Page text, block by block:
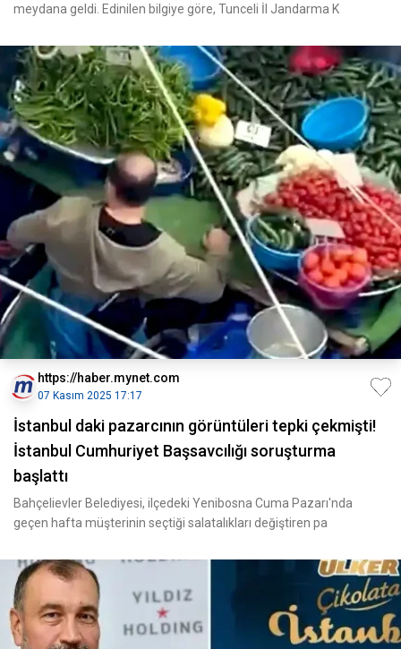
meydana geldi. Edinilen bilgiye göre, Tunceli İl Jandarma K
https://haber.mynet.com
07 Kasım 2025 17:17
İstanbul daki pazarcının görüntüleri tepki çekmişti!
İstanbul Cumhuriyet Başsavcılığı soruşturma
başlattı
Bahçelievler Belediyesi, ilçedeki Yenibosna Cuma Pazarı'nda
geçen hafta müşterinin seçtiği salatalıkları değiştiren pa